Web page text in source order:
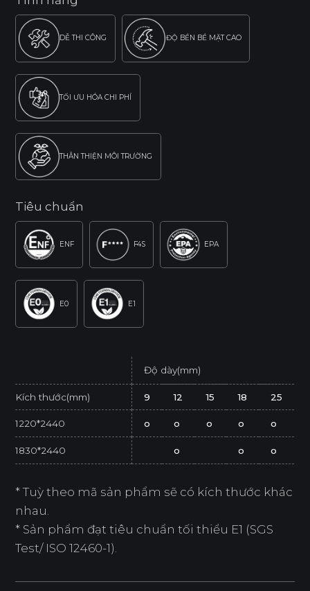
DỄ THI CÔNG ĐỘ BỀN BỀ MẶT CAO
TỐI ƯU HÓA CHI PHÍ
THÂN THIỆN MÔI TRƯỜNG
Tiêu chuẩn
ENF F4S EPA
E0 E1
Độ dày(mm)
Kích thước(mm) 9 12 15 18 25
1220*2440 o o o o o
1830*2440 o o o
* Tuỳ theo mã sản phẩm sẽ có kích thước khác
nhau.
* Sản phẩm đạt tiêu chuẩn tối thiểu E1 (SGS
Test/ ISO 12460-1).